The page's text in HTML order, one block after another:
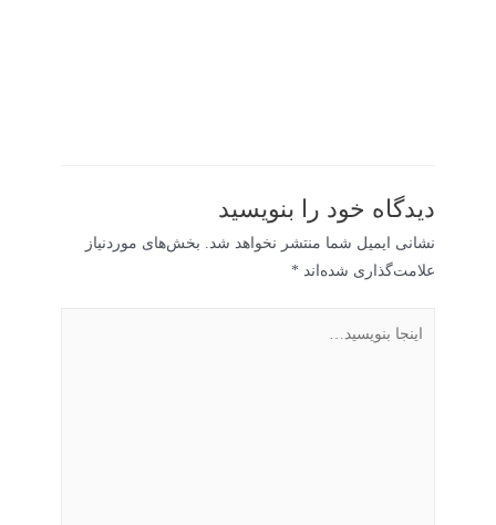
دیدگاه‌ خود را بنویسید
نشانی ایمیل شما منتشر نخواهد شد. بخش‌های موردنیاز
علامت‌گذاری شده‌اند *